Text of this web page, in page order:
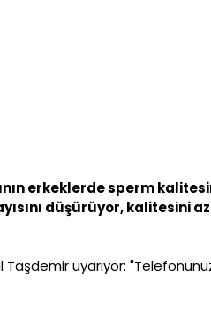
erkeklerde sperm
düşürüyor, kalitesini
Taşdemir uyarıyor: